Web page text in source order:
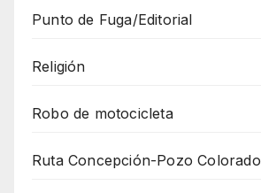
Punto de Fuga/Editorial
Religión
Robo de motocicleta
Ruta Concepción-Pozo Colorado